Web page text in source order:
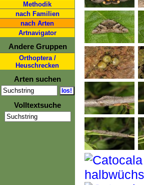
Methodik
nach Familien
nach Arten
Artnavigator
Andere Gruppen
Orthoptera /
Heuschrecken
Arten suchen
Volltextsuche